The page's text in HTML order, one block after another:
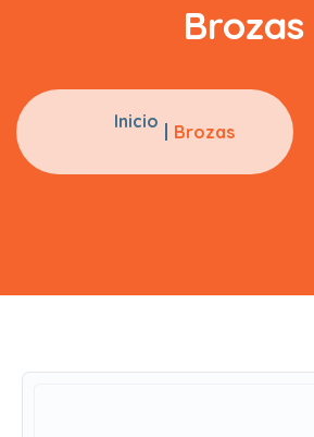
Brozas
Inicio Brozas